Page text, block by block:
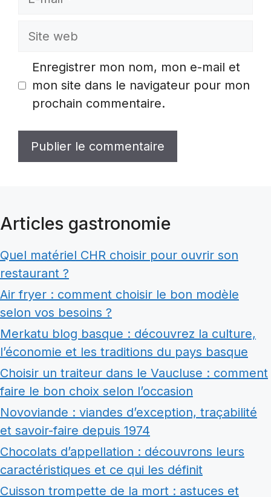
Site
Enregistrer mon nom, mon e-mail et
mon site dans le navigateur pour mon
prochain commentaire.
Articles gastronomie
Quel matériel CHR choisir pour ouvrir son
restaurant ?
Air fryer : comment choisir le bon modèle
selon vos besoins ?
Merkatu blog basque : découvrez la culture,
l’économie et les traditions du pays basque
Choisir un traiteur dans le Vaucluse : comment
faire le bon choix selon l’occasion
Novoviande : viandes d’exception, traçabilité
et savoir-faire depuis 1974
Chocolats d’appellation : découvrons leurs
caractéristiques et ce qui les définit
Cuisson trompette de la mort : astuces et